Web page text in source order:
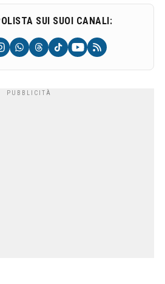
SUI SUOI CANALI: